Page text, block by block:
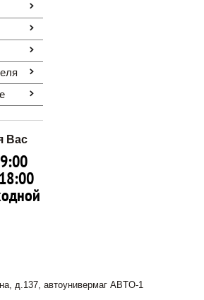
Вас
д.137, автоунивермаг ABTO-1